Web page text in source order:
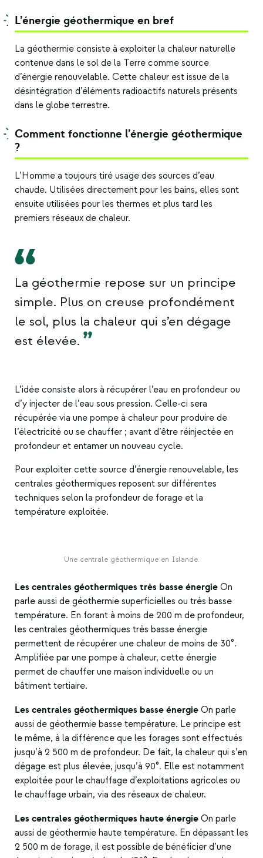
L’énergie géothermique en bref
La géothermie consiste à exploiter la chaleur naturelle
contenue dans le sol de la Terre comme source
d’énergie renouvelable. Cette chaleur est issue de la
désintégration d’éléments radioactifs naturels présents
dans le globe terrestre.
Comment fonctionne l’énergie géothermique
?
L’Homme a toujours tiré usage des sources d’eau
chaude. Utilisées directement pour les bains, elles sont
ensuite utilisées pour les thermes et plus tard les
premiers réseaux de chaleur.
La géothermie repose sur un principe
simple. Plus on creuse profondément
le sol, plus la chaleur qui s’en dégage
est élevée.
L’idée consiste alors à récupérer l’eau en profondeur ou
d’y injecter de l’eau sous pression. Celle-ci sera
récupérée via une pompe à chaleur pour produire de
l’électricité ou se chauffer ; avant d’être réinjectée en
profondeur et entamer un nouveau cycle.
Pour exploiter cette source d’énergie renouvelable, les
centrales géothermiques reposent sur différentes
techniques selon la profondeur de forage et la
température exploitée.
Une centrale géothermique en Islande.
Les centrales géothermiques très basse énergie On
parle aussi de géothermie superficielles ou très basse
température. En forant à moins de 200 m de profondeur,
les centrales géothermiques très basse énergie
permettent de récupérer une chaleur de moins de 30°.
Amplifiée par une pompe à chaleur, cette énergie
permet de chauffer une maison individuelle ou un
bâtiment tertiaire.
Les centrales géothermiques basse énergie On parle
aussi de géothermie basse température. Le principe est
le même, à la différence que les forages sont effectués
jusqu’à 2 500 m de profondeur. De fait, la chaleur qui s’en
dégage est plus élevée, jusqu’à 90°. Elle est notamment
exploitée pour le chauffage d’exploitations agricoles ou
le chauffage urbain, via des réseaux de chaleur.
Les centrales géothermiques haute énergie On parle
aussi de géothermie haute température. En dépassant les
2 500 m de forage, il est possible de bénéficier d’une